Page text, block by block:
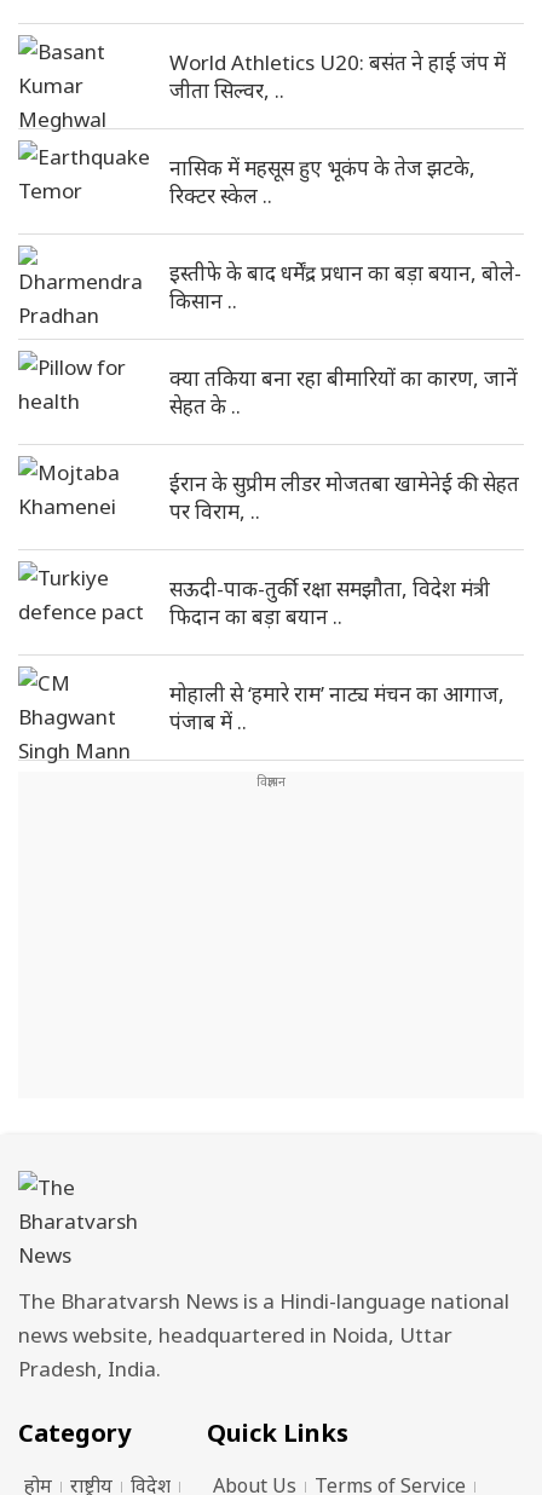
World Athletics U20: बसंत ने हाई जंप में
जीता सिल्वर, ..
नासिक में महसूस हुए भूकंप के तेज झटके,
रिक्टर स्केल ..
इस्तीफे के बाद धर्मेंद्र प्रधान का बड़ा बयान, बोले-
किसान ..
क्या तकिया बना रहा बीमारियों का कारण, जानें
सेहत के ..
ईरान के सुप्रीम लीडर मोजतबा खामेनेई की सेहत
पर विराम, ..
सऊदी-पाक-तुर्की रक्षा समझौता, विदेश मंत्री
फिदान का बड़ा बयान ..
मोहाली से ‘हमारे राम’ नाट्य मंचन का आगाज,
पंजाब में ..
The Bharatvarsh News is a Hindi-language national
news website, headquartered in Noida, Uttar
Pradesh, India.
Category
होम राष्ट्रीय विदेश
Quick Links
About Us Terms of Service